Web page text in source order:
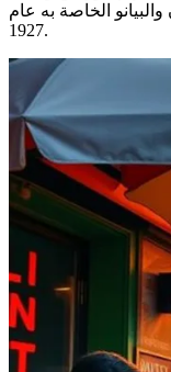
الخاصة به عام
1927.